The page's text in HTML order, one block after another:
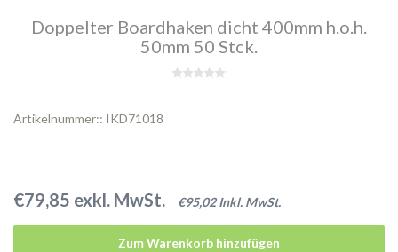
Doppelter Boardhaken dicht 400mm h.o.h.
50mm 50 Stck.
Artikelnummer:: IKD71018
€79,85 exkl. MwSt. €95,02 Inkl. MwSt.
Zum Warenkorb hinzufügen